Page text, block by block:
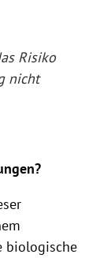
Risiko
nicht
biologische